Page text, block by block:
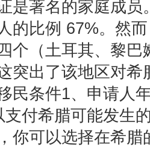
是著名的家庭成员
的比例 67%。然
个（土耳其、黎巴
突出了该地区对希
民条件1、申请人
付希腊可能发生
你可以选择在希腊